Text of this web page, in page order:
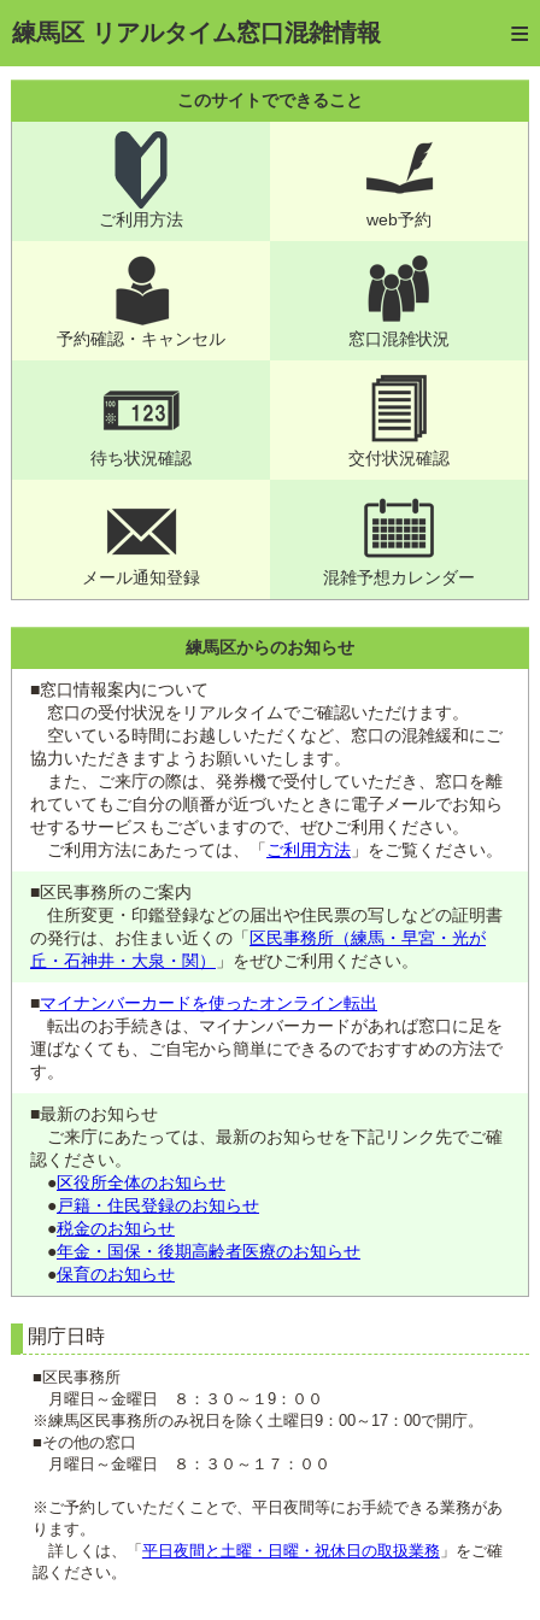
練馬区 リアルタイム窓口混雑情報
トップページ
ご利用方法
web予約
予約確認・キャンセル
窓口混雑状況
待ち状況確認
交付状況確認
混雑予想カレンダー
このサイトでできること
ご利用方法 web予約
予約確認・キャンセル 窓口混雑状況
待ち状況確認 交付状況確認
メール通知登録 混雑予想カレンダー
練馬区からのお知らせ
■窓口情報案内について
窓口の受付状況をリアルタイムでご確認いただけます。
空いている時間にお越しいただくなど、窓口の混雑緩和にご
協力いただきますようお願いいたします。
また、ご来庁の際は、発券機で受付していただき、窓口を離
れていてもご自分の順番が近づいたときに電子メールでお知ら
せするサービスもございますので、ぜひご利用ください。
ご利用方法にあたっては、「 ご利用方法 」をご覧ください。
■区民事務所のご案内
住所変更・印鑑登録などの届出や住民票の写しなどの証明書
の発行は、お住まい近くの「 区民事務所（練馬・早宮・光が
丘・石神井・大泉・関）
」をぜひご利用ください。
■マイナンバーカードを使ったオンライン転出
転出のお手続きは、マイナンバーカードがあれば窓口に足を
運ばなくても、ご自宅から簡単にできるのでおすすめの方法で
す。
■最新のお知らせ
ご来庁にあたっては、最新のお知らせを下記リンク先でご確
認ください。
●区役所全体のお知らせ
●戸籍・住民登録のお知らせ
●税金のお知らせ
●年金・国保・後期高齢者医療のお知らせ
●保育のお知らせ
開庁日時
■区民事務所
月曜日～金曜日 ８：３０～１9：００
※練馬区民事務所のみ祝日を除く土曜日9：00～17：00で開庁。
■その他の窓口
月曜日～金曜日 ８：３０～１７：００
※ご予約していただくことで、平日夜間等にお手続できる業務があ
ります。
詳しくは、「 平日夜間と土曜・日曜・祝休日の取扱業務」をご確
認ください。